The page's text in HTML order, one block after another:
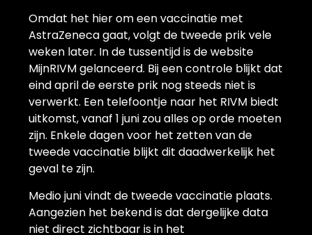
Omdat het hier om een vaccinatie met
AstraZeneca gaat, volgt de tweede prik vele
weken later. In de tussentijd is de website
MijnRIVM gelanceerd. Bij een controle blijkt dat
eind april de eerste prik nog steeds niet is
verwerkt. Een telefoontje naar het RIVM biedt
uitkomst, vanaf 1 juni zou alles op orde moeten
zijn. Enkele dagen voor het zetten van de
tweede vaccinatie blijkt dit daadwerkelijk het
geval te zijn.
Medio juni vindt de tweede vaccinatie plaats.
Aangezien het bekend is dat dergelijke data
niet direct zichtbaar is in het